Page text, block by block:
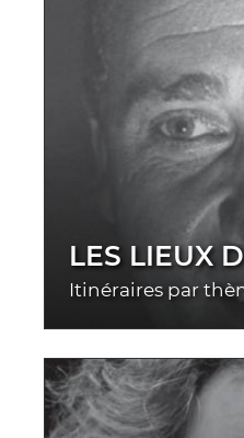
LES LIEUX
Itinéraires par